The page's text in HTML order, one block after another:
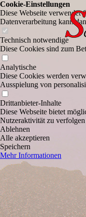
Cookie-Einstellungen
Diese Webseite verwendet
Datenverarbeitung kann
Technisch notwendige
Diese Cookies sind zum
Analytische
Diese Cookies werden
Ausspielung von
Drittanbieter-Inhalte
Diese Webseite bietet
Nutzeraktivität zu
Ablehnen
Alle akzeptieren
Speichern
Mehr Informationen